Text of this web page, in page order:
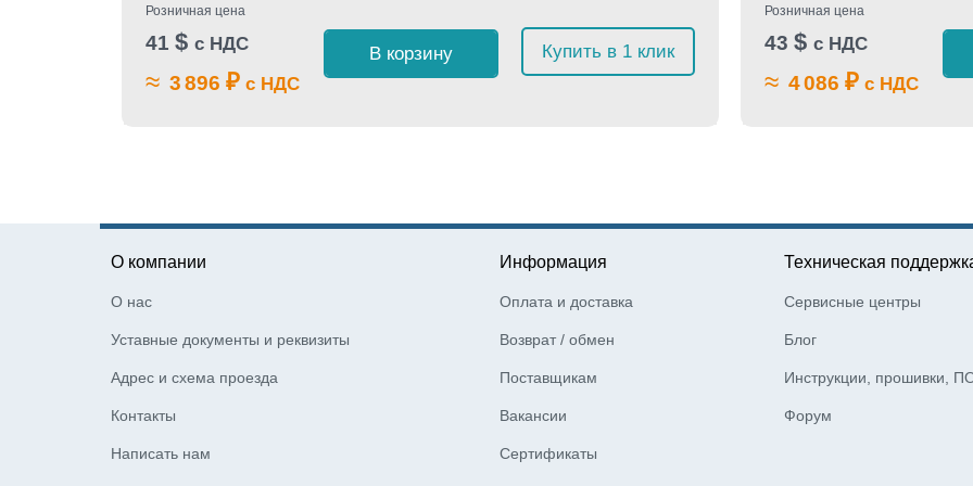
Розничная цена
41 $ с НДС
≈ 3 896 ₽ с НДС
В корзину Купить в 1 клик
Розничная цена
43 $ с НДС
≈ 4 086 ₽ с НДС
О компании
О нас
Уставные документы и реквизиты
Адрес и схема проезда
Контакты
Написать нам
Информация
Оплата и доставка
Возврат / обмен
Поставщикам
Вакансии
Сертификаты
Техническая
Сервисные центры
Блог
Инструкции, прошивки,
Форум